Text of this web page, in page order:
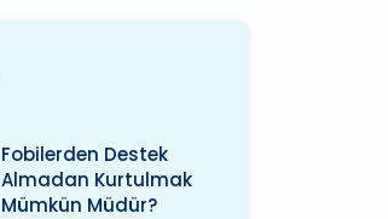
Fobilerden Destek
Almadan Kurtulmak
Mümkün Müdür?